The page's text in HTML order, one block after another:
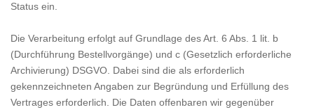
Status ein.
Die Verarbeitung erfolgt auf Grundlage des Art. 6 Abs. 1 lit. b
(Durchführung Bestellvorgänge) und c (Gesetzlich erforderliche
Archivierung) DSGVO. Dabei sind die als erforderlich
gekennzeichneten Angaben zur Begründung und Erfüllung des
Vertrages erforderlich. Die Daten offenbaren wir gegenüber